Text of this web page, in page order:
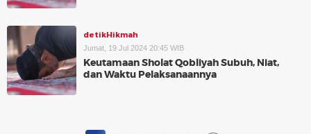
detikHikmah
Jumat, 19 Jul 2024 20:45 WIB
Keutamaan Sholat Qobliyah Subuh, Niat,
dan Waktu Pelaksanaannya